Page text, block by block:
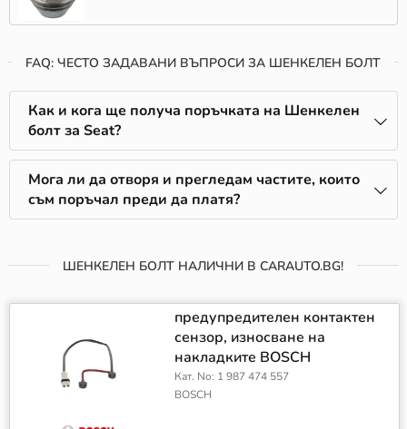
FAQ: ЧЕСТО ЗАДАВАНИ ВЪПРОСИ ЗА ШЕНКЕЛЕН БОЛТ
Как и кога ще получа поръчката на Шенкелен
болт за Seat?
Мога ли да отворя и прегледам частите, които
съм поръчал преди да платя?
ШЕНКЕЛЕН БОЛТ НАЛИЧНИ В CARAUTO.BG!
предупредителен контактен
сензор, износване на
накладките BOSCH
Кат. No: 1 987 474 557
BOSCH